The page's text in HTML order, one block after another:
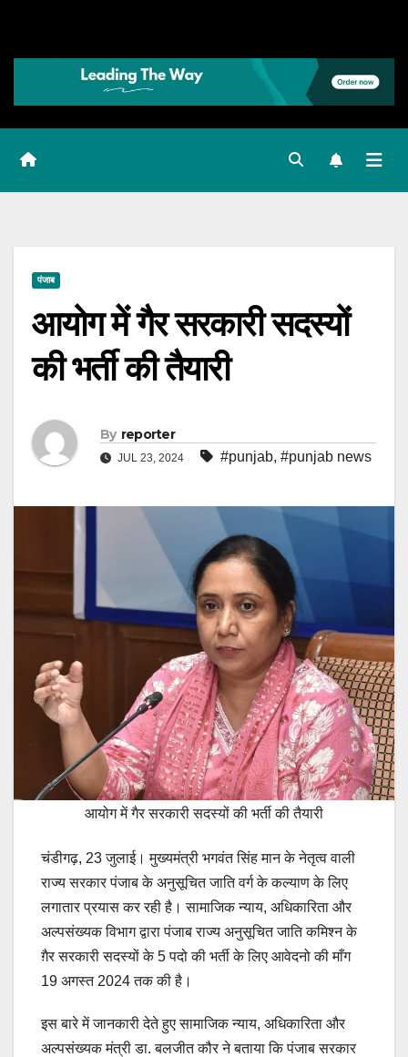
पंजाब
आयोग में गैर सरकारी सदस्यों
की भर्ती की तैयारी
By reporter
JUL 23, 2024 #punjab, #punjab news
आयोग में गैर सरकारी सदस्यों की भर्ती की तैयारी
चंडीगढ़, 23 जुलाई। मुख्यमंत्री भगवंत सिंह मान के नेतृत्व वाली
राज्य सरकार पंजाब के अनुसूचित जाति वर्ग के कल्याण के लिए
लगातार प्रयास कर रही है। सामाजिक न्याय, अधिकारिता और
अल्पसंख्यक विभाग द्वारा पंजाब राज्य अनुसूचित जाति कमिश्न के
ग़ैर सरकारी सदस्यों के 5 पदो की भर्ती के लिए आवेदनो की माँग
19 अगस्त 2024 तक की है।
इस बारे में जानकारी देते हुए सामाजिक न्याय, अधिकारिता और
अल्पसंख्यक मंत्री डा. बलजीत कौर ने बताया कि पंजाब सरकार